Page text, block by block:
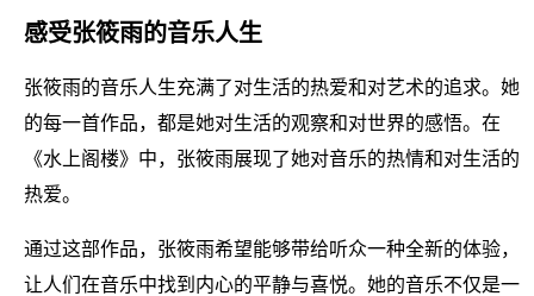
感受张筱雨的音乐人生
张筱雨的音乐人生充满了对生活的热爱和对艺术的追求。她
的每一首作品，都是她对生活的观察和对世界的感悟。在
《水上阁楼》中，张筱雨展现了她对音乐的热情和对生活的
热爱。
通过这部作品，张筱雨希望能够带给听众一种全新的体验，
让人们在音乐中找到内心的平静与喜悦。她的音乐不仅是一